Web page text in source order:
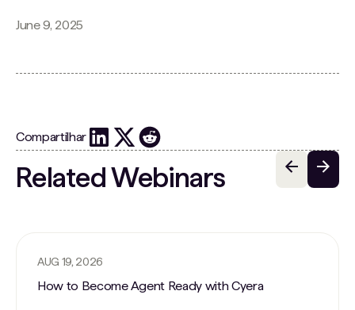
June 9, 2025
Compartilhar
Related Webinars
AUG 19, 2026
How to Become Agent Ready with Cyera